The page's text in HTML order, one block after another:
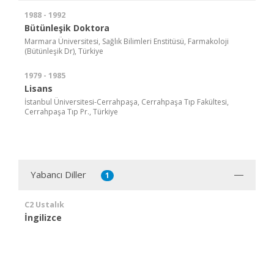
1988 - 1992
Bütünleşik Doktora
Marmara Üniversitesi, Sağlık Bilimleri Enstitüsü, Farmakoloji
(Bütünleşik Dr), Türkiye
1979 - 1985
Lisans
İstanbul Üniversitesi-Cerrahpaşa, Cerrahpaşa Tıp Fakültesi,
Cerrahpaşa Tıp Pr., Türkiye
Yabancı Diller 1
C2 Ustalık
İngilizce